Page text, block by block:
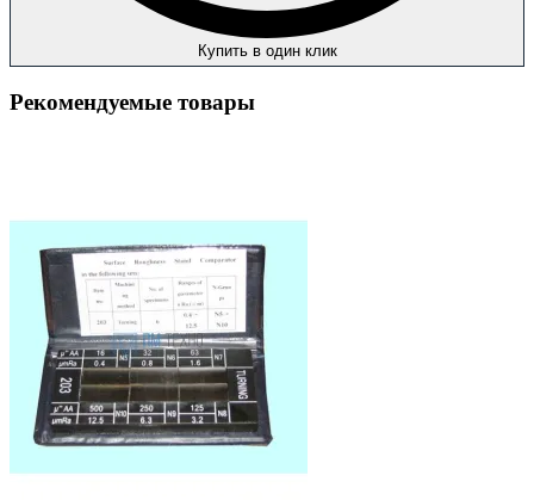
Купить в один клик
Рекомендуемые товары